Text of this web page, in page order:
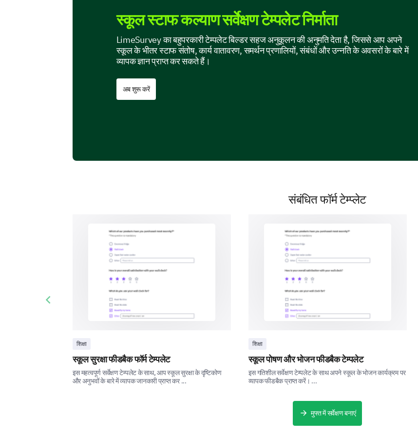
No
Team/colleague support
HR support
Counseling services
Workshops/training
None of the above
In your own words, how would you
colleagues?
स्कूल स्टाफ कल्याण सर्वेक्षण टेम्पलेट निर्माता
LimeSurvey का बहुपरकारी टेम्पलेट बिल्डर सहज अनुकूलन की अनुमति देता है, जिससे आप अपने
स्कूल के भीतर स्टाफ संतोष, कार्य वातावरण, समर्थन प्रणालियों, संबंधों और उन्नति के अवसरों के बारे में
व्यापक ज्ञान प्राप्त कर सकते हैं।
अब शुरू करें
संबंधित फॉर्म टेम्प्लेट
शिक्षा
स्कूल सुरक्षा फीडबैक फॉर्म टेम्पलेट
इस महत्वपूर्ण सर्वेक्षण टेम्पलेट के साथ, आप स्कूल सुरक्षा के दृष्टिकोण
और अनुभवों के बारे में व्यापक जानकारी प्राप्त कर ...
शिक्षा
स्कूल पोषण और भोजन फीडबैक टेम्पलेट
इस गतिशील सर्वेक्षण टेम्पलेट के साथ अपने स्कूल के भोजन कार्यक्रम पर
व्यापक फीडबैक प्राप्त करें। ...
Previous slide
मुफ्त में सर्वेक्षण बनाएं